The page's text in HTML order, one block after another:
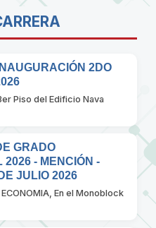
2DO
Piso del Edificio Nava
GRADO
2026 - MENCIÓN -
JULIO 2026
En el Monoblock